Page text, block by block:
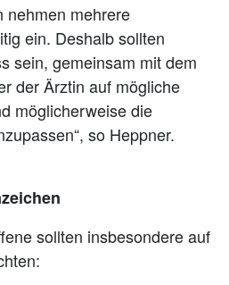
nehmen mehrere
ein. Deshalb sollten
sein, gemeinsam mit dem
der Ärztin auf mögliche
möglicherweise die
so Heppner.
sollten insbesondere auf